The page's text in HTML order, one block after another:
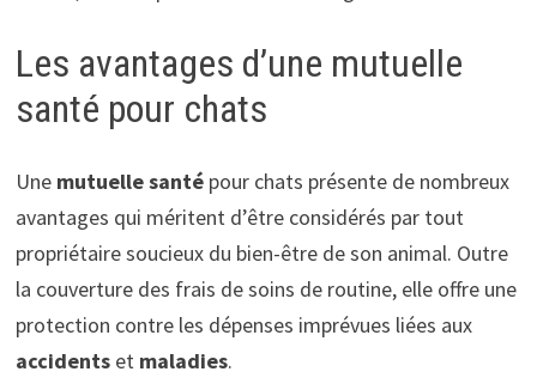
Les avantages d’une mutuelle
santé pour chats
Une mutuelle santépour chats présente de nombreux
avantages qui méritent d’être considérés par tout
propriétaire soucieux du bien-être de son animal. Outre
la couverture des frais de soins de routine, elle offre une
protection contre les dépenses imprévues liées aux
accidentset maladies.